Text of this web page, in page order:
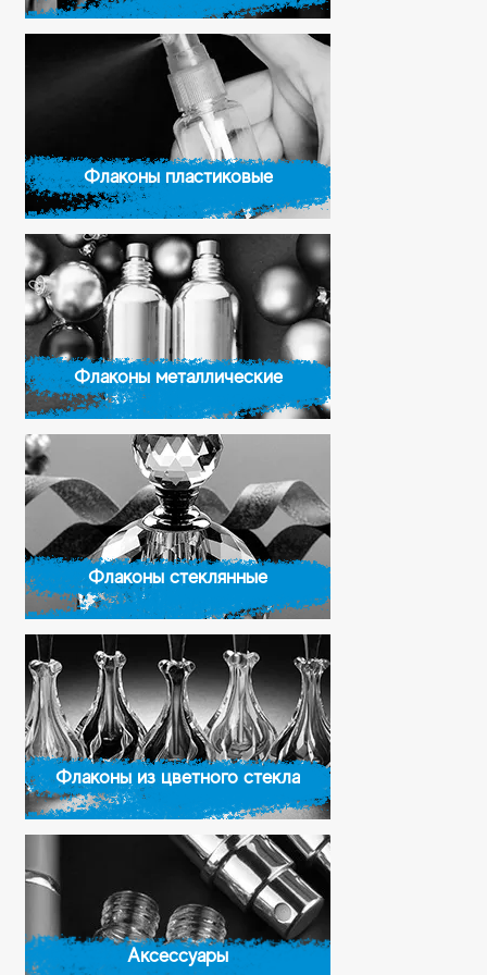
Флаконы пластиковые
Флаконы металлические
Флаконы стеклянные
Флаконы из цветного стекла
Аксессуары